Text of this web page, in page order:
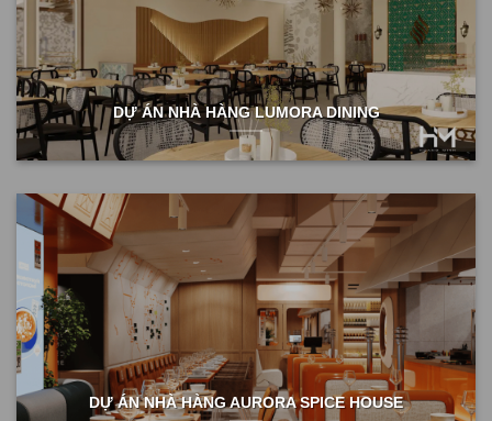
DỰ ÁN NHÀ HÀNG LUMORA DINING
DỰ ÁN NHÀ HÀNG AURORA SPICE HOUSE